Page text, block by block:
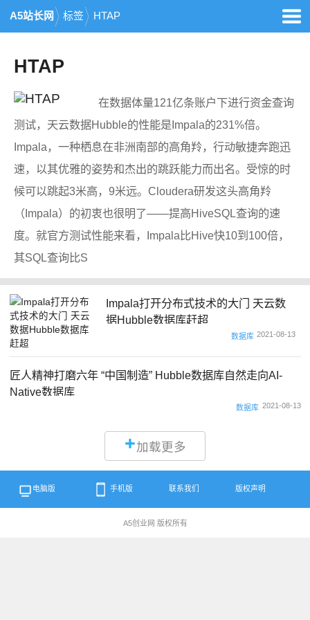
A5站长网 标签 HTAP
HTAP
在数据体量121亿条账户下进行资金查询
测试，天云数据Hubble的性能是Impala的231%倍。
Impala，一种栖息在非洲南部的高角羚，行动敏捷奔跑迅
速，以其优雅的姿势和杰出的跳跃能力而出名。受惊的时
候可以跳起3米高，9米远。Cloudera研发这头高角羚
（Impala）的初衷也很明了——提高HiveSQL查询的速
度。就官方测试性能来看，Impala比Hive快10到100倍，
其SQL查询比S
Impala打开分布式技术的大门 天云数
据Hubble数据库赶超
数据库 2021-08-13
匠人精神打磨六年 “中国制造” Hubble数据库自然走向AI-
Native数据库
数据库 2021-08-13
加载更多
电脑版 手机版 联系我们 版权声明
A5创业网 版权所有